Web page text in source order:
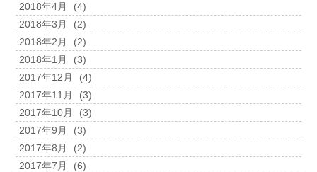
2018年4月
(4)
2018年3月
(2)
2018年2月
(2)
2018年1月
(3)
2017年12月
(4)
2017年11月
(3)
2017年10月
(3)
2017年9月
(3)
2017年8月
(2)
2017年7月
(6)